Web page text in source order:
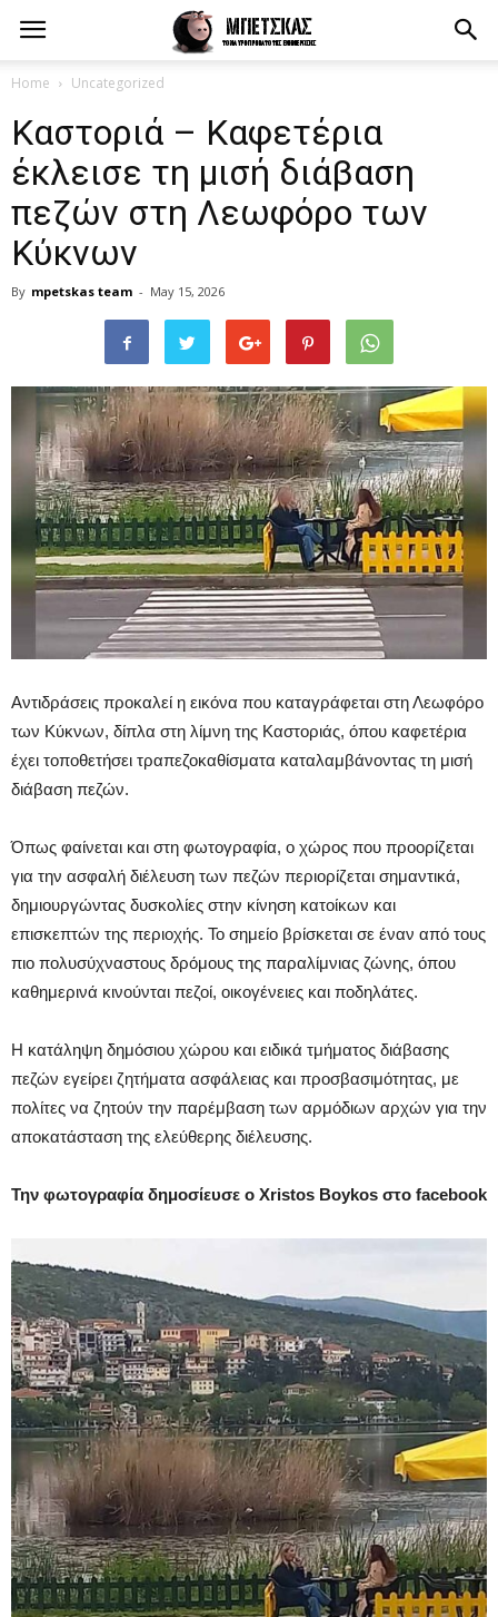
Home Uncategorized
Καστοριά – Καφετέρια
έκλεισε τη μισή διάβαση
πεζών στη Λεωφόρο των
Κύκνων
By mpetskas team - May 15, 2026
Αντιδράσεις προκαλεί η εικόνα που καταγράφεται στη Λεωφόρο
των Κύκνων, δίπλα στη λίμνη της Καστοριάς, όπου καφετέρια
έχει τοποθετήσει τραπεζοκαθίσματα καταλαμβάνοντας τη μισή
διάβαση πεζών.
Όπως φαίνεται και στη φωτογραφία, ο χώρος που προορίζεται
για την ασφαλή διέλευση των πεζών περιορίζεται σημαντικά,
δημιουργώντας δυσκολίες στην κίνηση κατοίκων και
επισκεπτών της περιοχής. Το σημείο βρίσκεται σε έναν από τους
πιο πολυσύχναστους δρόμους της παραλίμνιας ζώνης, όπου
καθημερινά κινούνται πεζοί, οικογένειες και ποδηλάτες.
Η κατάληψη δημόσιου χώρου και ειδικά τμήματος διάβασης
πεζών εγείρει ζητήματα ασφάλειας και προσβασιμότητας, με
πολίτες να ζητούν την παρέμβαση των αρμόδιων αρχών για την
αποκατάσταση της ελεύθερης διέλευσης.
Την φωτογραφία δημοσίευσε ο Xristos Boykos στο facebook